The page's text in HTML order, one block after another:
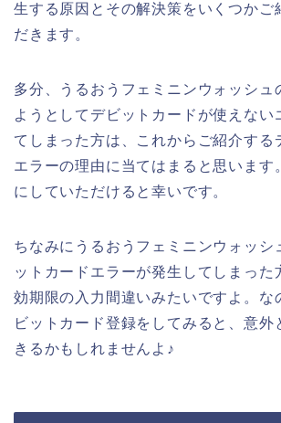
生する原因とその解決策をいくつかご
だきます。
多分、うるおうフェミニンウォッシュ
ようとしてデビットカードが使えない
てしまった方は、これからご紹介する
エラーの理由に当てはまると思います
にしていただけると幸いです。
ちなみにうるおうフェミニンウォッシ
ットカードエラーが発生してしまった
効期限の入力間違いみたいですよ。な
ビットカード登録をしてみると、意外
きるかもしれませんよ♪